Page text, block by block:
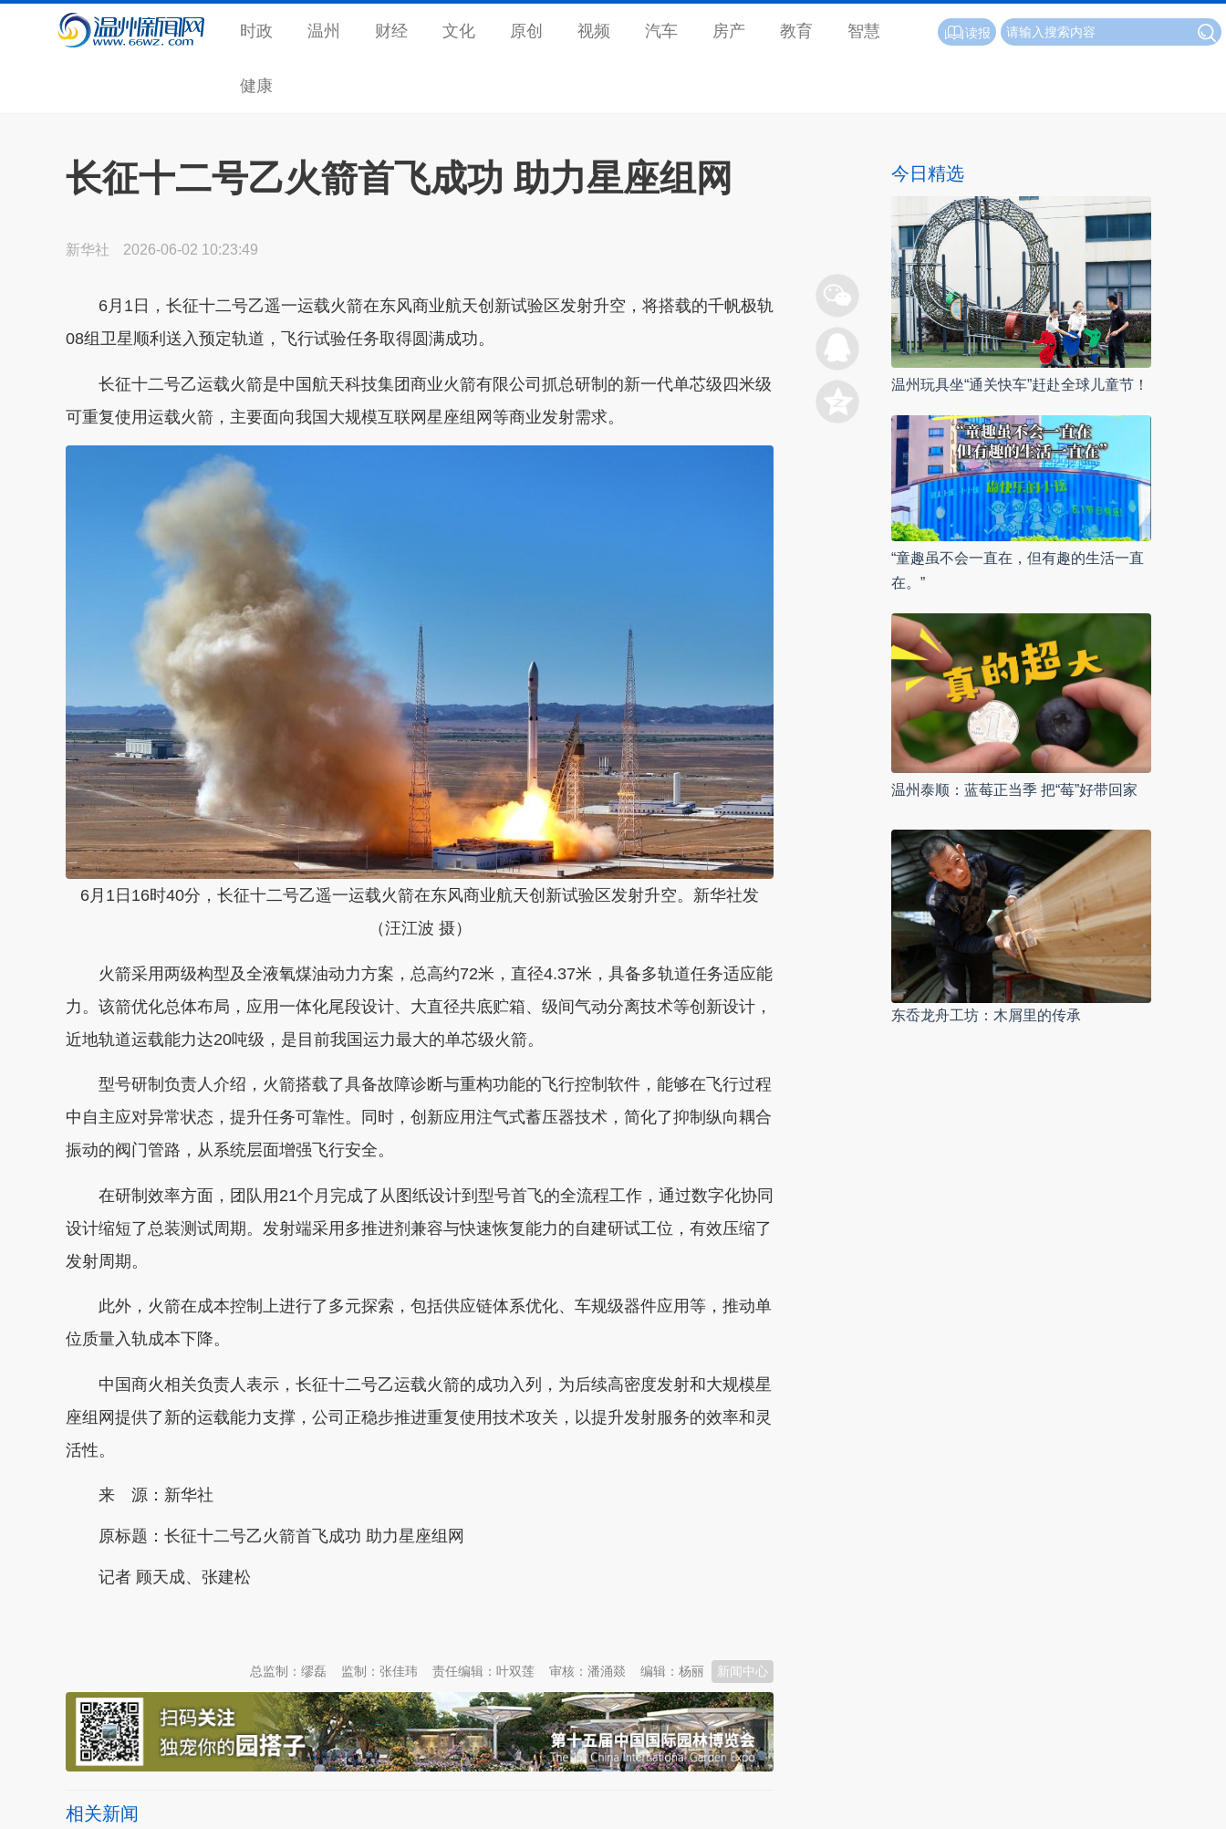
时政 温州 财经 文化 原创 视频 汽车 房产 教育 智慧
健康
读报
长征十二号乙火箭首飞成功 助力星座组网
新华社 2026-06-02 10:23:49
6月1日，长征十二号乙遥一运载火箭在东风商业航天创新试验区发射升空，将搭载的千帆极轨
08组卫星顺利送入预定轨道，飞行试验任务取得圆满成功。
长征十二号乙运载火箭是中国航天科技集团商业火箭有限公司抓总研制的新一代单芯级四米级
可重复使用运载火箭，主要面向我国大规模互联网星座组网等商业发射需求。
6月1日16时40分，长征十二号乙遥一运载火箭在东风商业航天创新试验区发射升空。新华社发
（汪江波 摄）
火箭采用两级构型及全液氧煤油动力方案，总高约72米，直径4.37米，具备多轨道任务适应能
力。该箭优化总体布局，应用一体化尾段设计、大直径共底贮箱、级间气动分离技术等创新设计，
近地轨道运载能力达20吨级，是目前我国运力最大的单芯级火箭。
型号研制负责人介绍，火箭搭载了具备故障诊断与重构功能的飞行控制软件，能够在飞行过程
中自主应对异常状态，提升任务可靠性。同时，创新应用注气式蓄压器技术，简化了抑制纵向耦合
振动的阀门管路，从系统层面增强飞行安全。
在研制效率方面，团队用21个月完成了从图纸设计到型号首飞的全流程工作，通过数字化协同
设计缩短了总装测试周期。发射端采用多推进剂兼容与快速恢复能力的自建研试工位，有效压缩了
发射周期。
此外，火箭在成本控制上进行了多元探索，包括供应链体系优化、车规级器件应用等，推动单
位质量入轨成本下降。
中国商火相关负责人表示，长征十二号乙运载火箭的成功入列，为后续高密度发射和大规模星
座组网提供了新的运载能力支撑，公司正稳步推进重复使用技术攻关，以提升发射服务的效率和灵
活性。
来 源：新华社
原标题： 长征十二号乙火箭首飞成功 助力星座组网
记者 顾天成、张建松
新闻中心
编辑：杨丽
审核：潘涌燚
责任编辑：叶双莲
监制：张佳玮
总监制：缪磊
相关新闻
今日精选
温州玩具坐“通关快车”赶赴全球儿童节！
“童趣虽不会一直在，但有趣的生活一直
在。”
温州泰顺：蓝莓正当季 把“莓”好带回家
东岙龙舟工坊：木屑里的传承